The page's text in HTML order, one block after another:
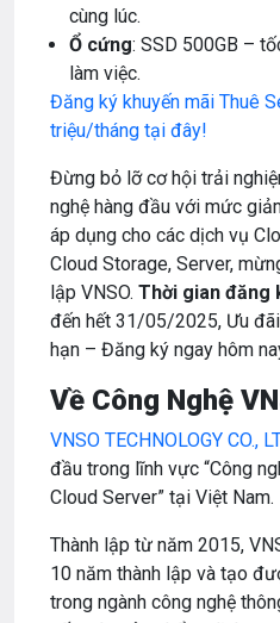
cùng lúc.
Ổ cứng: SSD 500GB –
làm việc.
Đăng ký khuyến mãi Thuê
triệu/tháng tại đây!
Đừng bỏ lỡ cơ hội trải
nghệ hàng đầu với mức
áp dụng cho các dịch vụ
Cloud Storage, Server,
lập VNSO. Thời gian đăng
đến hết 31/05/2025, Ưu
hạn – Đăng ký ngay hôm
Về Công Nghệ
VNSO TECHNOLOGY CO.,
đầu trong lĩnh vực “Công
Cloud Server” tại Việt Nam.
Thành lập từ năm 2015,
10 năm thành lập và tạo
trong ngành công nghệ